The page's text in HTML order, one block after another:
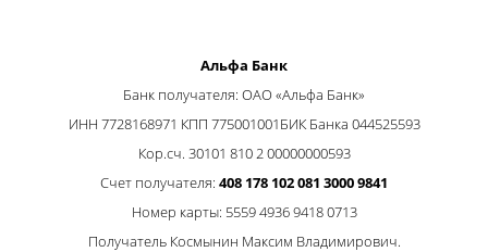
Альфа Банк
Банк получателя: ОАО «Альфа Банк»
ИНН 7728168971 КПП 775001001БИК Банка 044525593
Кор.сч. 30101 810 2 00000000593
Счет получателя: 408 178 102 081 3000 9841
Номер карты: 5559 4936 9418 0713
Получатель Космынин Максим Владимирович.